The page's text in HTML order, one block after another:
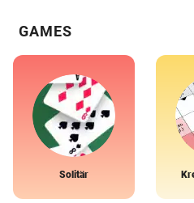
GAMES
Solitär